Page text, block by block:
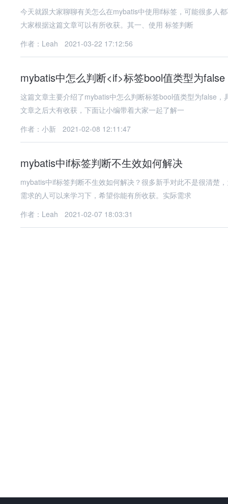
今天就跟大家聊聊有关怎么在mybatis中使用if标签，可能很多人
大家根据这篇文章可以有所收获。其一、使用 标签判断
作者：Leah
2021-03-22 17:12:56
mybatis中怎么判断<if>标签bool值类型为false
这篇文章主要介绍了mybatis中怎么判断标签bool值类型为false
文章之后大有收获，下面让小编带着大家一起了解一
作者：小新
2021-02-08 12:11:47
mybatis中if标签判断不生效如何解决
mybatis中if标签判断不生效如何解决？很多新手对此不是很清楚
需求的人可以来学习下，希望你能有所收获。实际需求
作者：Leah
2021-02-07 18:03:31